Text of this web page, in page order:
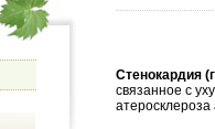
Стенокардия
связанное с